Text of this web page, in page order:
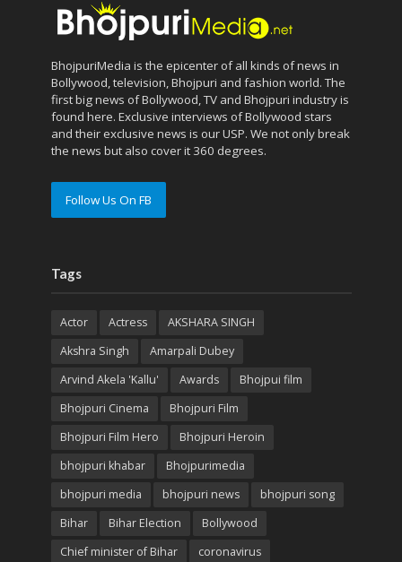
BhojpuriMedia is the epicenter of all kinds of news in
Bollywood, television, Bhojpuri and fashion world. The
first big news of Bollywood, TV and Bhojpuri industry is
found here. Exclusive interviews of Bollywood stars
and their exclusive news is our USP. We not only break
the news but also cover it 360 degrees.
Follow Us On FB
Tags
Actor Actress
AKSHARA SINGH
Akshra Singh
Amarpali Dubey
Arvind Akela 'Kallu'
Awards
Bhojpui film
Bhojpuri Cinema
Bhojpuri Film
Bhojpuri Film Hero
Bhojpuri Heroin
bhojpuri khabar
Bhojpurimedia
bhojpuri media
bhojpuri news
bhojpuri song
Bihar
Bihar Election
Bollywood
Chief minister of Bihar
coronavirus